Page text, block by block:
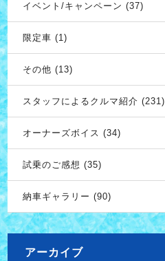
イベント/キャンペーン (37)
限定車 (1)
その他 (13)
スタッフによるクルマ紹介 (231)
オーナーズボイス (34)
試乗のご感想 (35)
納車ギャラリー (90)
アーカイブ